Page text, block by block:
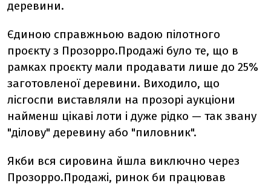
деревини.
Єдиною справжньою вадою пілотного
проєкту з Прозорро.Продажі було те, що в
рамках проєкту мали продавати лише до 25%
заготовленої деревини. Виходило, що
лісгоспи виставляли на прозорі аукціони
найменш цікаві лоти і дуже рідко — так звану
"ділову" деревину або "пиловник".
Якби вся сировина йшла виключно через
Прозорро.Продажі, ринок би працював